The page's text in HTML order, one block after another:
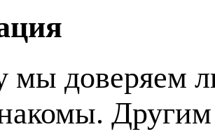
мы доверяем